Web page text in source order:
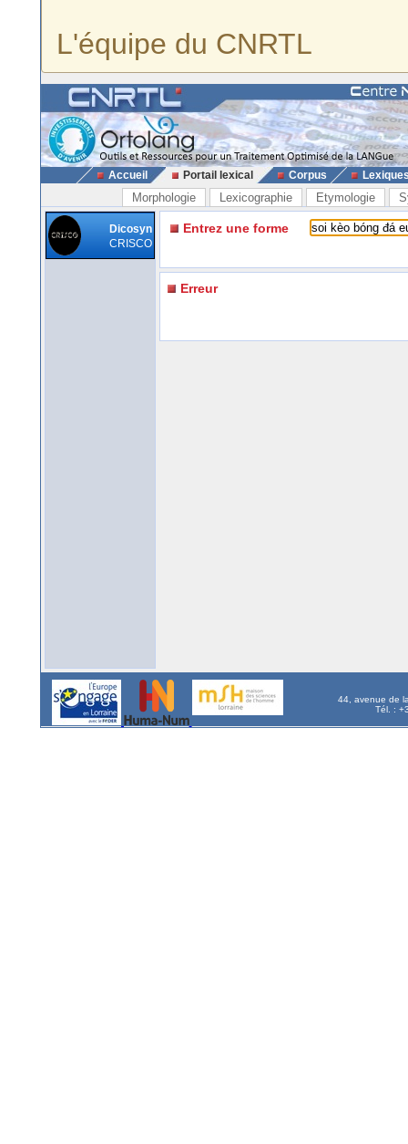
L'équipe du CNRTL
Accueil Portail lexical Corpus
Morphologie Lexicographie Etymologie
Dicosyn
CRISCO
Entrez une forme
Erreur
44, avenue de
Tél. :